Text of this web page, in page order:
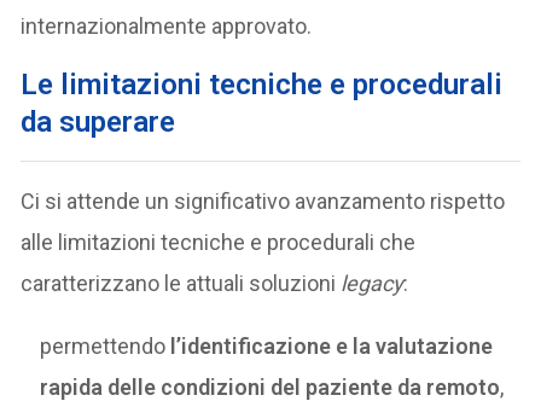
internazionalmente approvato.
Le limitazioni tecniche e procedurali
da superare
Ci si attende un significativo avanzamento rispetto
alle limitazioni tecniche e procedurali che
caratterizzano le attuali soluzioni legacy:
permettendo l’identificazione e la valutazione
rapida delle condizioni del paziente da remoto,